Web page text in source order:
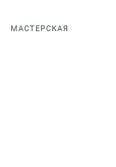
МАСТЕРСКАЯ